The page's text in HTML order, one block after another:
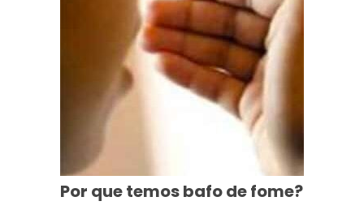
Por que temos bafo de fome?